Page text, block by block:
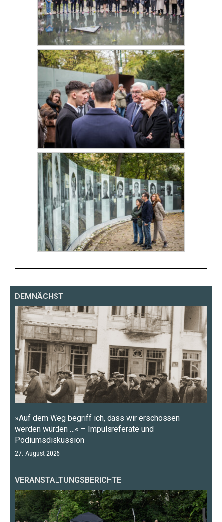
DEMNÄCHST
»Auf dem Weg begriff ich, dass wir erschossen
werden würden …« – Impulsreferate und
Podiumsdiskussion
27. August 2026
VERANSTALTUNGSBERICHTE